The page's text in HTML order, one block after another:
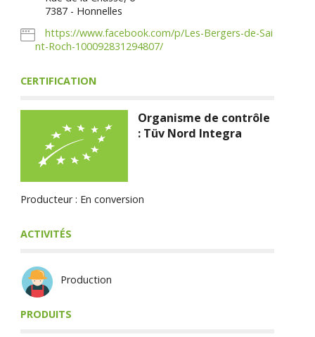
7387 - Honnelles
https://www.facebook.com/p/Les-Bergers-de-Sai
nt-Roch-100092831294807/
CERTIFICATION
Organisme de contrôle
: Tüv Nord Integra
Producteur : En conversion
ACTIVITÉS
Production
PRODUITS